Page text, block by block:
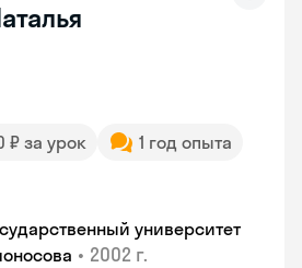
₽ за урок
1 год опыта
университет
• 2002 г.